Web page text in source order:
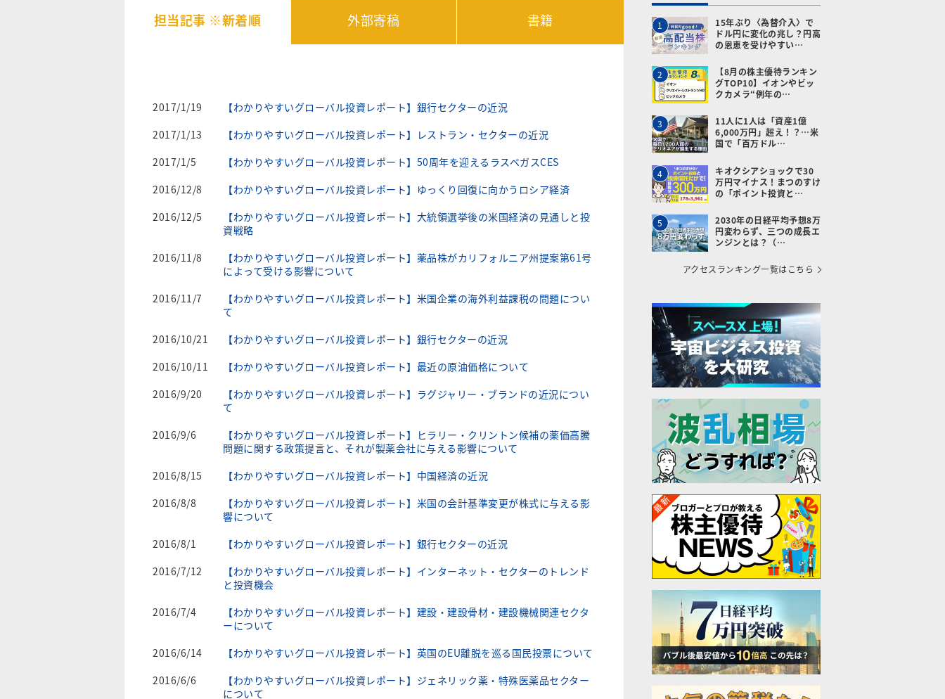
担当記事 ※新着順 外部寄稿 書籍
2017/1/19
【わかりやすいグローバル投資レポート】銀行セクターの近況
2017/1/13
【わかりやすいグローバル投資レポート】レストラン・セクターの近況
2017/1/5
【わかりやすいグローバル投資レポート】50周年を迎えるラスベガスCES
2016/12/8
【わかりやすいグローバル投資レポート】ゆっくり回復に向かうロシア経済
2016/12/5
【わかりやすいグローバル投資レポート】大統領選挙後の米国経済の見通しと投
資戦略
2016/11/8
【わかりやすいグローバル投資レポート】薬品株がカリフォルニア州提案第61号
によって受ける影響について
2016/11/7
【わかりやすいグローバル投資レポート】米国企業の海外利益課税の問題につい
て
2016/10/21
【わかりやすいグローバル投資レポート】銀行セクターの近況
2016/10/11
【わかりやすいグローバル投資レポート】最近の原油価格について
2016/9/20
【わかりやすいグローバル投資レポート】ラグジャリー・ブランドの近況につい
て
2016/9/6
【わかりやすいグローバル投資レポート】ヒラリー・クリントン候補の薬価高騰
問題に関する政策提言と、それが製薬会社に与える影響について
2016/8/15
【わかりやすいグローバル投資レポート】中国経済の近況
2016/8/8
【わかりやすいグローバル投資レポート】米国の会計基準変更が株式に与える影
響について
2016/8/1
【わかりやすいグローバル投資レポート】銀行セクターの近況
2016/7/12
【わかりやすいグローバル投資レポート】インターネット・セクターのトレンド
と投資機会
2016/7/4
【わかりやすいグローバル投資レポート】建設・建設骨材・建設機械関連セクタ
ーについて
2016/6/14
【わかりやすいグローバル投資レポート】英国のEU離脱を巡る国民投票について
2016/6/6
【わかりやすいグローバル投資レポート】ジェネリック薬・特殊医薬品セクター
について
1
15年ぶり〈為替介入〉で
ドル円に変化の兆し？円高
の恩恵を受けやすい…
2
【8月の株主優待ランキン
グTOP10】イオンやビッ
クカメラ“例年の…
3
11人に1人は「資産1億
6,000万円」超え！？…米
国で「百万ドル…
4
キオクシアショックで30
万円マイナス！まつのすけ
の「ポイント投資と…
5
2030年の日経平均予想8万
円変わらず、三つの成長エ
ンジンとは？（…
アクセスランキング一覧はこちら